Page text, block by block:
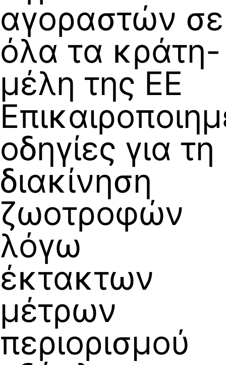
αγοραστών σε
όλα τα κράτη-
μέλη της ΕΕ
οδηγίες για τη
διακίνηση
ζωοτροφών
λόγω
έκτακτων
μέτρων
περιορισμού